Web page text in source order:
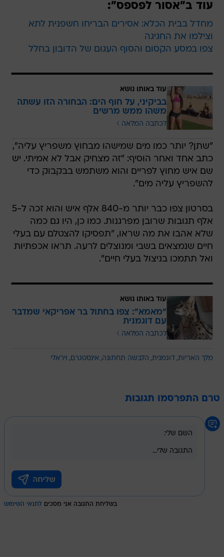
עוד ב"אסור לפספס":
מחדל בבית הכלא: אסירים הבריחו חשפנית לתא
וצילמו את החגיגה
צפו במסע הקסום והסוף העגום של הדובון בחלל
עוד באותו נושא
בביקיני, על חוף הים: הבחורה הזו עשתה
משהו ממש מרשים
לכתבה המלאה
"שתן? יותר כמו מים שמישהו מבחוץ משפריץ עליה",
כתב אחד ואחר הוסיף: "זה מצחיק אבל לא אמיתי. יש
שם איש מחוץ לפריים והוא משתמש בבקבוק כדי
להשפריץ עליה מים".
בסרטון צפו כבר יותר מ-840 אלף איש והוא זכה ל-5
אלף תגובות שרובן מפרגנות. כמו כן, היו גם כמה
שלא אהבו את מה שראו, "תפסיקו להצטלם עם בעלי
חיים שנמצאים בשבי ומנוצלים לרעה. תראו אכפתיות
ואל תתמכו בניצול בעלי חיים".
עוד באותו נושא
"מאמא": צפו בחתול בר אפריקאי שמדבר
עם דוגמנית
לכתבה המלאה
מלך האריות דוגמנית הלבשה תחתונה אינסטגרם ויראלי
טרם התפרסמו תגובות
בשליחת התגובה אני מסכים לתנאי השימוש